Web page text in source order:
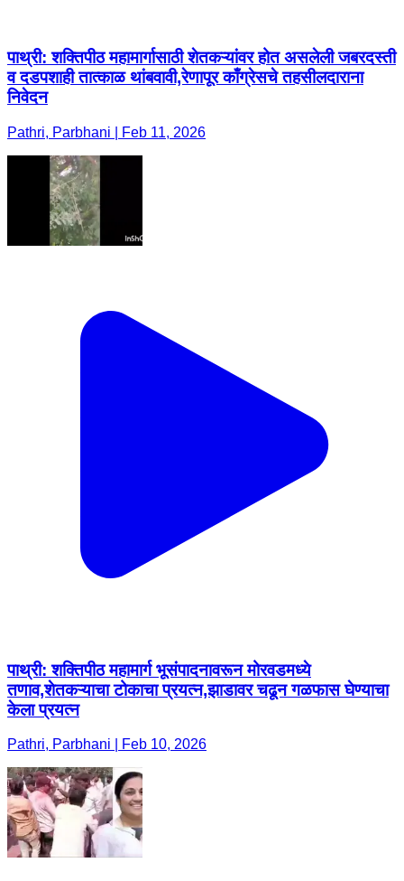
पाथ्री: शक्तिपीठ महामार्गासाठी शेतकऱ्यांवर होत असलेली जबरदस्ती
व दडपशाही तात्काळ थांबवावी,रेणापूर काँग्रेसचे तहसीलदाराना
निवेदन
Pathri, Parbhani | Feb 11, 2026
पाथ्री: शक्तिपीठ महामार्ग भूसंपादनावरून मोरवडमध्ये
तणाव,शेतकऱ्याचा टोकाचा प्रयत्न,झाडावर चढून गळफास घेण्याचा
केला प्रयत्न
Pathri, Parbhani | Feb 10, 2026